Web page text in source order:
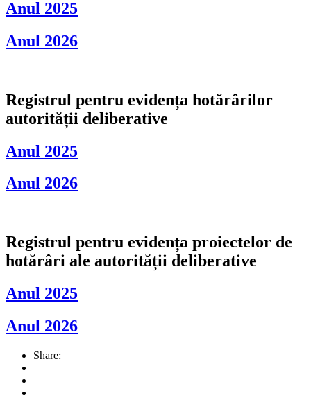
Anul 2025
Anul 2026
Registrul pentru evidența hotărârilor
autorității deliberative
Anul 2025
Anul 2026
Registrul pentru evidența proiectelor de
hotărâri ale autorității deliberative
Anul 2025
Anul 2026
Share: